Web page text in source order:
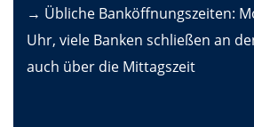
→ Übliche Banköffnungszeiten:
Uhr, viele Banken schließen an
auch über die Mittagszeit